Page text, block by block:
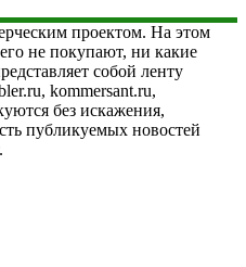
проектом. На этом
не покупают, ни какие
собой ленту
kommersant.ru,
без искажения,
публикуемых новостей